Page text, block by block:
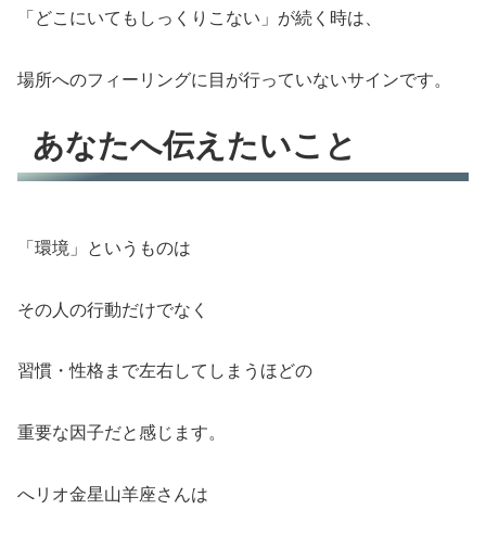
「どこにいてもしっくりこない」が続く時は、
場所へのフィーリングに目が行っていないサインです。
あなたへ伝えたいこと
「環境」というものは
その人の行動だけでなく
習慣・性格まで左右してしまうほどの
重要な因子だと感じます。
へリオ金星山羊座さんは